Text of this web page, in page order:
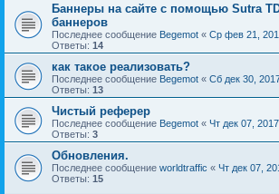
Баннеры на сайте с помощью Sutra
баннеров
Последнее сообщение Begemot « Ср фев 21,
Ответы: 14
как такое реализовать?
Последнее сообщение Begemot « Сб дек 30,
Ответы: 13
Чистый реферер
Последнее сообщение Begemot « Чт дек 07,
Ответы: 3
Обновления.
Последнее сообщение worldtraffic « Чт дек 07,
Ответы: 15